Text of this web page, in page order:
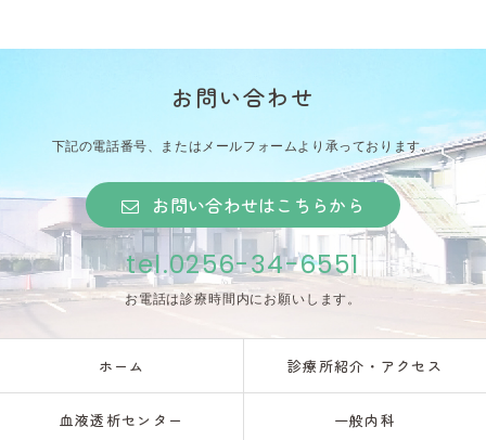
お問い合わせ
下記の電話番号、またはメールフォームより承っております。
お問い合わせはこちらから
tel.0256-34-6551
お電話は診療時間内にお願いします。
ホーム 診療所紹介・アクセス
血液透析センター 一般内科